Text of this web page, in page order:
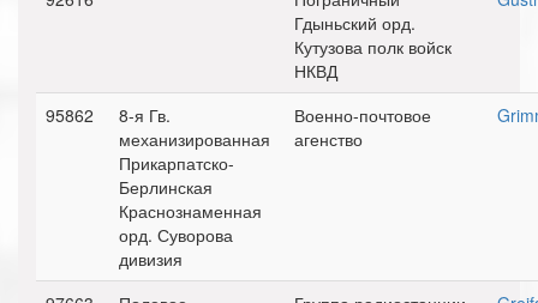
Гдыньский орд.
Кутузова полк войск
НКВД
95862
8-я Гв.
механизированная
Прикарпатско-
Берлинская
Краснознаменная
орд. Суворова
дивизия
Военно-почтовое
агенство